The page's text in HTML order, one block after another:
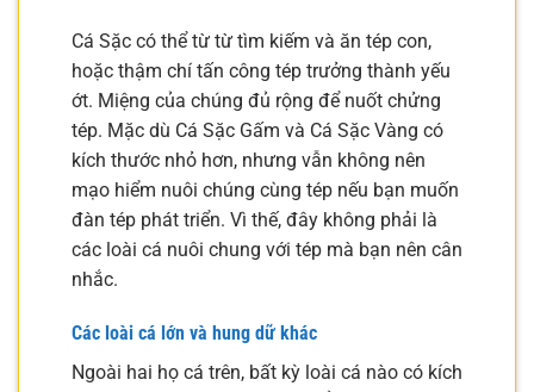
Cá Sặc có thể từ từ tìm kiếm và ăn tép con,
hoặc thậm chí tấn công tép trưởng thành yếu
ớt. Miệng của chúng đủ rộng để nuốt chửng
tép. Mặc dù Cá Sặc Gấm và Cá Sặc Vàng có
kích thước nhỏ hơn, nhưng vẫn không nên
mạo hiểm nuôi chúng cùng tép nếu bạn muốn
đàn tép phát triển. Vì thế, đây không phải là
các loài cá nuôi chung với tép mà bạn nên cân
nhắc.
Các loài cá lớn và hung dữ khác
Ngoài hai họ cá trên, bất kỳ loài cá nào có kích